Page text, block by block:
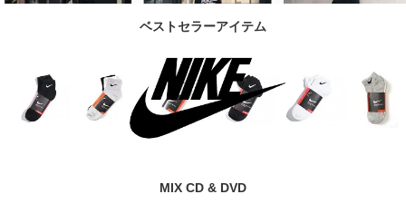
ベストセラーアイテム
MIX CD & DVD